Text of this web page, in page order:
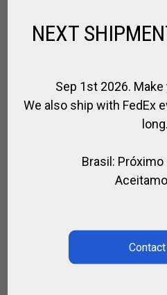
SEARCH
PESQUISAR
CATEGORIES
NEXT
Sep 1st 2026.
We also ship with FedEx
long.
Brasil: